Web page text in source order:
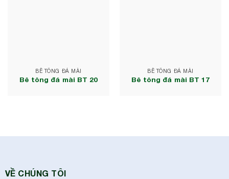
BÊ TÔNG ĐÁ MÀI
Bê tông đá mài BT 20
BÊ TÔNG ĐÁ MÀI
Bê tông đá mài BT 17
VỀ CHÚNG TÔI